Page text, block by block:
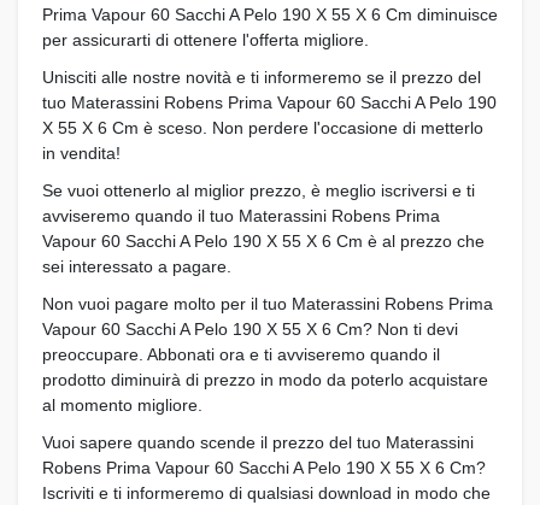
Prima Vapour 60 Sacchi A Pelo 190 X 55 X 6 Cm diminuisce
per assicurarti di ottenere l'offerta migliore.
Unisciti alle nostre novità e ti informeremo se il prezzo del
tuo Materassini Robens Prima Vapour 60 Sacchi A Pelo 190
X 55 X 6 Cm è sceso. Non perdere l'occasione di metterlo
in vendita!
Se vuoi ottenerlo al miglior prezzo, è meglio iscriversi e ti
avviseremo quando il tuo Materassini Robens Prima
Vapour 60 Sacchi A Pelo 190 X 55 X 6 Cm è al prezzo che
sei interessato a pagare.
Non vuoi pagare molto per il tuo Materassini Robens Prima
Vapour 60 Sacchi A Pelo 190 X 55 X 6 Cm? Non ti devi
preoccupare. Abbonati ora e ti avviseremo quando il
prodotto diminuirà di prezzo in modo da poterlo acquistare
al momento migliore.
Vuoi sapere quando scende il prezzo del tuo Materassini
Robens Prima Vapour 60 Sacchi A Pelo 190 X 55 X 6 Cm?
Iscriviti e ti informeremo di qualsiasi download in modo che